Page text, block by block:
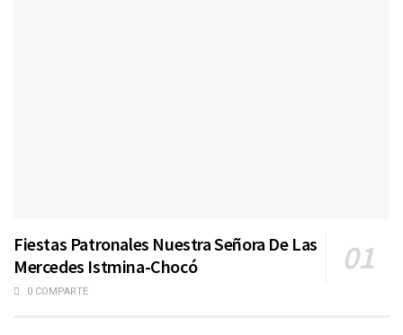
Fiestas Patronales Nuestra Señora De Las
Mercedes Istmina-Chocó
0 COMPARTE